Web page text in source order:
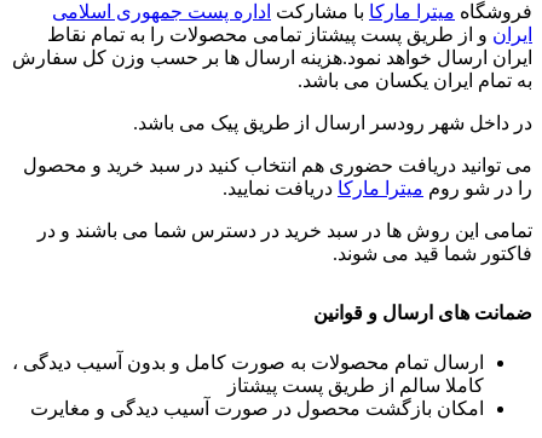
فروشگاه میترا مارکا با مشارکت اداره پست جمهوری اسلامی
ایران و از طریق پست پیشتاز تمامی محصولات را به تمام نقاط
ایران ارسال خواهد نمود.هزینه ارسال ها بر حسب وزن کل سفارش
به تمام ایران یکسان می باشد.
در داخل شهر رودسر ارسال از طریق پیک می باشد.
می توانید دریافت حضوری هم انتخاب کنید در سبد خرید و محصول
را در شو روم میترا مارکا دریافت نمایید.
تمامی این روش ها در سبد خرید در دسترس شما می باشند و در
فاکتور شما قید می شوند.
ضمانت های ارسال و قوانین
ارسال تمام محصولات به صورت کامل و بدون آسیب دیدگی ،
کاملا سالم از طریق پست پیشتاز
امکان بازگشت محصول در صورت آسیب دیدگی و مغایرت